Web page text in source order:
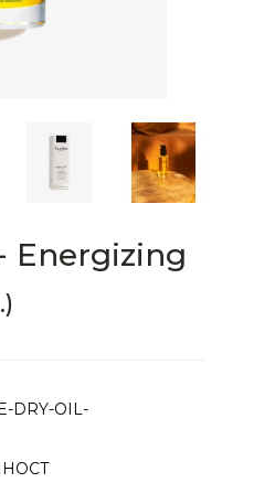
Energizing
DRY-OIL-